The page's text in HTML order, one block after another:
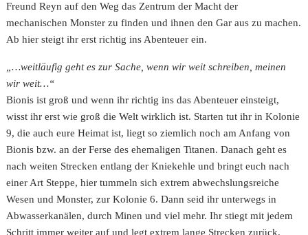
Freund Reyn auf den Weg das Zentrum der Macht der
mechanischen Monster zu finden und ihnen den Gar aus zu machen.
Ab hier steigt ihr erst richtig ins Abenteuer ein.
„…weitläufig geht es zur Sache, wenn wir weit schreiben, meinen
wir weit…“
Bionis ist groß und wenn ihr richtig ins das Abenteuer einsteigt,
wisst ihr erst wie groß die Welt wirklich ist. Starten tut ihr in Kolonie
9, die auch eure Heimat ist, liegt so ziemlich noch am Anfang von
Bionis bzw. an der Ferse des ehemaligen Titanen. Danach geht es
nach weiten Strecken entlang der Kniekehle und bringt euch nach
einer Art Steppe, hier tummeln sich extrem abwechslungsreiche
Wesen und Monster, zur Kolonie 6. Dann seid ihr unterwegs in
Abwasserkanälen, durch Minen und viel mehr. Ihr stiegt mit jedem
Schritt immer weiter auf und legt extrem lange Strecken zurück.